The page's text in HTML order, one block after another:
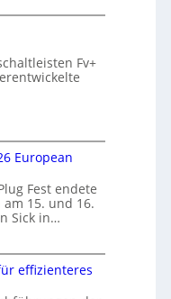
Fv+
European
Fest endete
15. und 16.
Sick in…
effizienteres